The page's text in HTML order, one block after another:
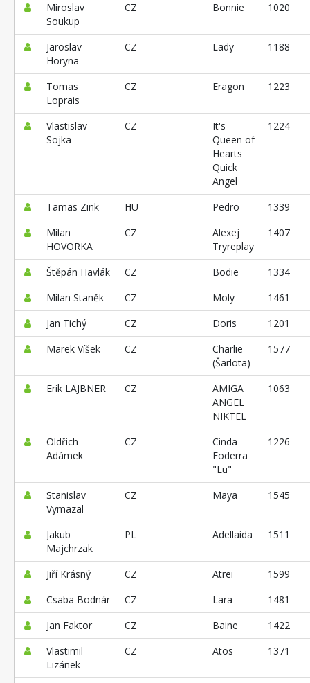
Miroslav
Soukup
CZ Bonnie 1020
Jaroslav
Horyna
CZ Lady 1188
Tomas
Loprais
CZ Eragon 1223
Vlastislav
Sojka
CZ
It's
Queen of
Hearts
Quick
Angel
1224
Tamas Zink HU Pedro
1339
Milan
HOVORKA
CZ
Alexej
Tryreplay
1407
Štěpán Havlák CZ Bodie
1334
Milan Staněk
CZ Moly
1461
Jan Tichý
CZ Doris
1201
Marek Víšek
CZ
Charlie
(Šarlota)
1577
Erik LAJBNER CZ
AMIGA
ANGEL
NIKTEL
1063
Oldřich
Adámek
CZ
Cinda
Foderra
"Lu"
1226
Stanislav
Vymazal
CZ Maya 1545
Jakub
Majchrzak
PL Adellaida 1511
Jiří Krásný CZ Atrei
1599
Csaba Bodnár
CZ Lara
1481
Jan Faktor
CZ Baine
1422
Vlastimil
Lizánek
CZ Atos 1371